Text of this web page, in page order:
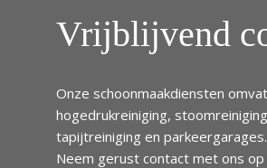
Vrijblijvend
Onze schoonmaakdiensten
hogedrukreiniging,
tapijtreiniging en
Neem gerust contact met ons